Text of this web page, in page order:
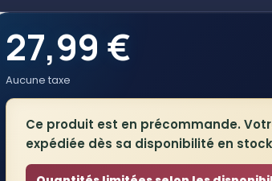
27,99 €
Aucune taxe
Ce produit est en précommande.
expédiée dès sa disponibilité en